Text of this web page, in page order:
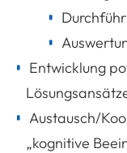
Entwicklung
Austausch/
„kognitive